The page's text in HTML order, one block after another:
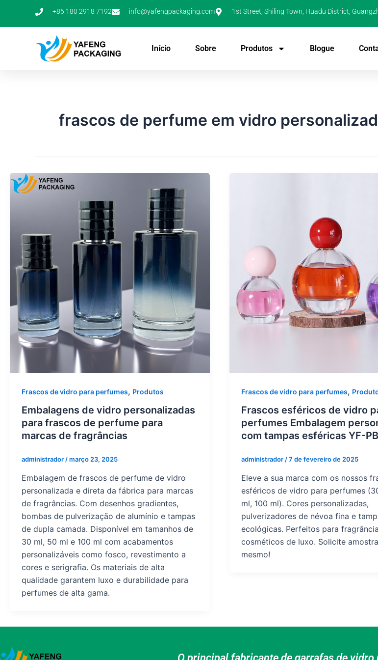
+86 180 2918 7192 info@yafengpackaging.com 1st Street, Shiling Town, Huadu District,
Início Sobre Produtos Blogue
frascos de perfume em vidro
Frascos de vidro para perfumes, Produtos
Embalagens de vidro personalizadas
para frascos de perfume para
marcas de fragrâncias
administrador/março 23, 2025
Embalagem de frascos de perfume de vidro
personalizada e direta da fábrica para marcas
de fragrâncias. Com desenhos gradientes,
bombas de pulverização de alumínio e tampas
de dupla camada. Disponível em tamanhos de
30 ml, 50 ml e 100 ml com acabamentos
personalizáveis como fosco, revestimento a
cores e serigrafia. Os materiais de alta
qualidade garantem luxo e durabilidade para
perfumes de alta gama.
Frascos de vidro para perfumes,
Frascos esféricos de vidro
perfumes Embalagem
com tampas esféricas YF-
administrador/7 de fevereiro de 2025
Eleve a sua marca com os nossos
esféricos de vidro para perfumes
ml, 100 ml). Cores personalizadas,
pulverizadores de névoa fina e
ecológicas. Perfeitos para
cosméticos de luxo. Solicite
mesmo!